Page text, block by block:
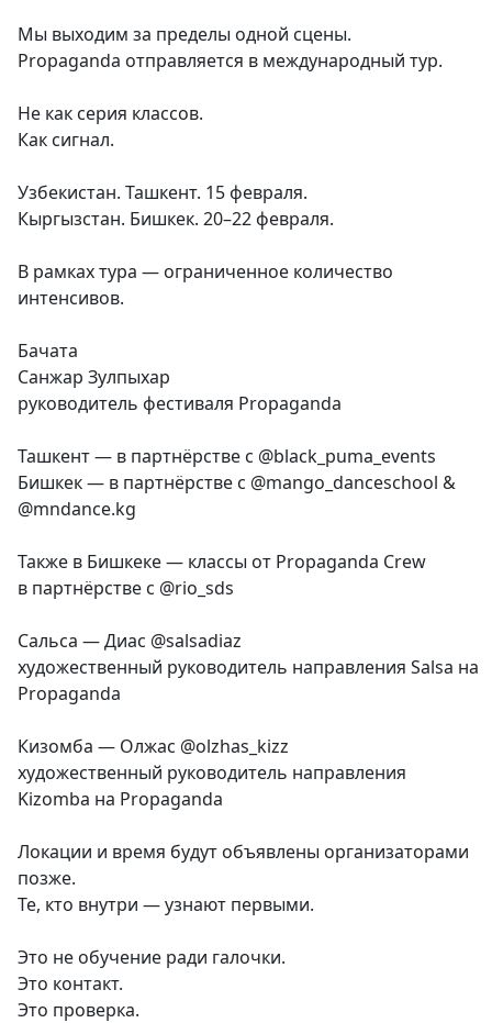
Мы выходим за пределы одной сцены.
Propaganda отправляется в международный тур.
Не как серия классов.
Как сигнал.
Узбекистан. Ташкент. 15 февраля.
Кыргызстан. Бишкек. 20–22 февраля.
В рамках тура — ограниченное количество
интенсивов.
Бачата
Санжар Зулпыхар
руководитель фестиваля Propaganda
Ташкент — в партнёрстве с @black_puma_events
Бишкек — в партнёрстве с @mango_danceschool &
@mndance.kg
Также в Бишкеке — классы от Propaganda Crew
в партнёрстве с @rio_sds
Сальса — Диас @salsadiaz
художественный руководитель направления Salsa на
Propaganda
Кизомба — Олжас @olzhas_kizz
художественный руководитель направления
Kizomba на Propaganda
Локации и время будут объявлены организаторами
позже.
Те, кто внутри — узнают первыми.
Это не обучение ради галочки.
Это контакт.
Это проверка.